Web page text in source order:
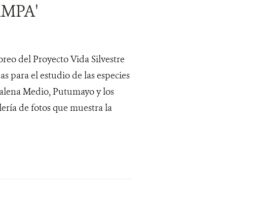
del Proyecto Vida Silvestre
para el estudio de las especies
Medio, Putumayo y los
de fotos que muestra la